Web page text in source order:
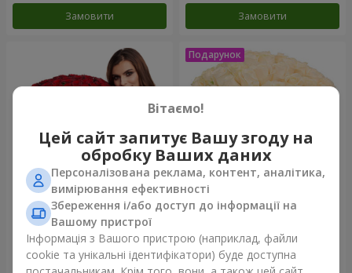
Замовити Замовити
151 червона троянда
15 744 грн
Букет "Очей чарівність"
3 499 грн
Вітаємо!
Цей сайт запитує Вашу згоду на
обробку Ваших даних
Персоналізована реклама, контент, аналітика,
вимірювання ефективності
Збереження і/або доступ до інформації на
Вашому пристрої
Інформація з Вашого пристрою (наприклад, файли
cookie та унікальні ідентифікатори) буде доступна